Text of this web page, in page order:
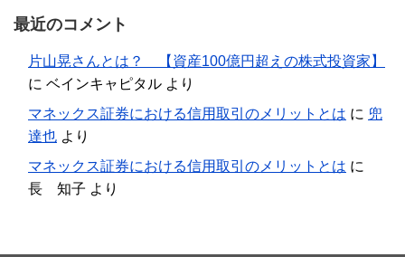
最近のコメント
片山晃さんとは？ 【資産100億円超えの株式投資家】
に ベインキャピタル より
マネックス証券における信用取引のメリットとは に 兜
達也 より
マネックス証券における信用取引のメリットとは に
長 知子 より